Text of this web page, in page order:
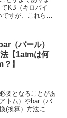
KB（キロバイ
すが、これらの
（バール）
【1atmは何
】
要となることがあ
トム）やbar（バ
(換算）方法につ